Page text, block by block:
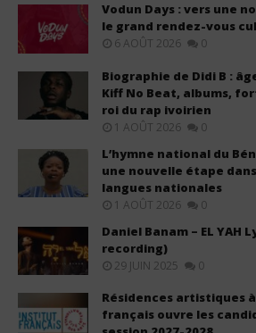
Vodun Days : vers une
le grand rendez-vous
6 AOÛT 2026 0
Biographie de Didi B :
Kiff No Beat, albums,
roi du rap ivoirien
1 AOÛT 2026 0
L’hymne national du
une nouvelle étape
langues nationales
1 AOÛT 2026 0
Daniel Banam – EL YAH
recording)
29 JUIN 2025 0
Résidences artistiques
français ouvre les